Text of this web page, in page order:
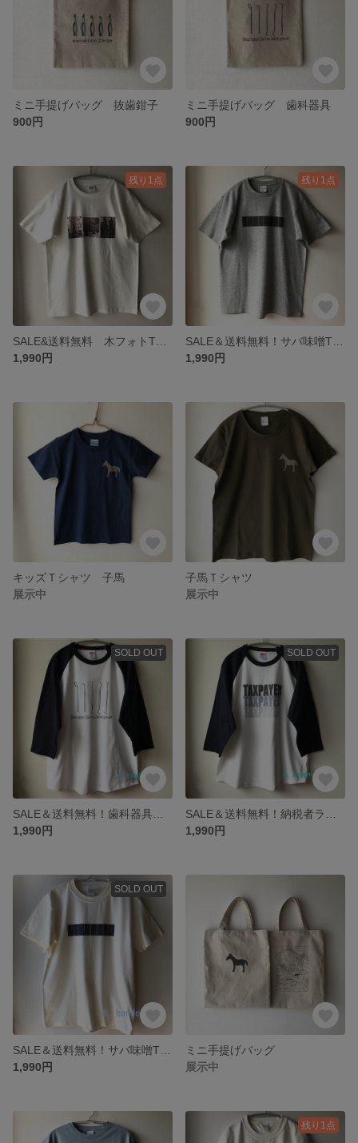
ミニ手提げバッグ 抜歯鉗子
900円
ミニ手提げバッグ 歯科器具
900円
残り1点
1,990円
残り1点
1,990円
キッズＴシャツ 子馬
展示中
子馬Ｔシャツ
展示中
SOLD OUT
1,990円
SOLD OUT
1,990円
SOLD OUT
1,990円
ミニ手提げバッグ
展示中
残り1点